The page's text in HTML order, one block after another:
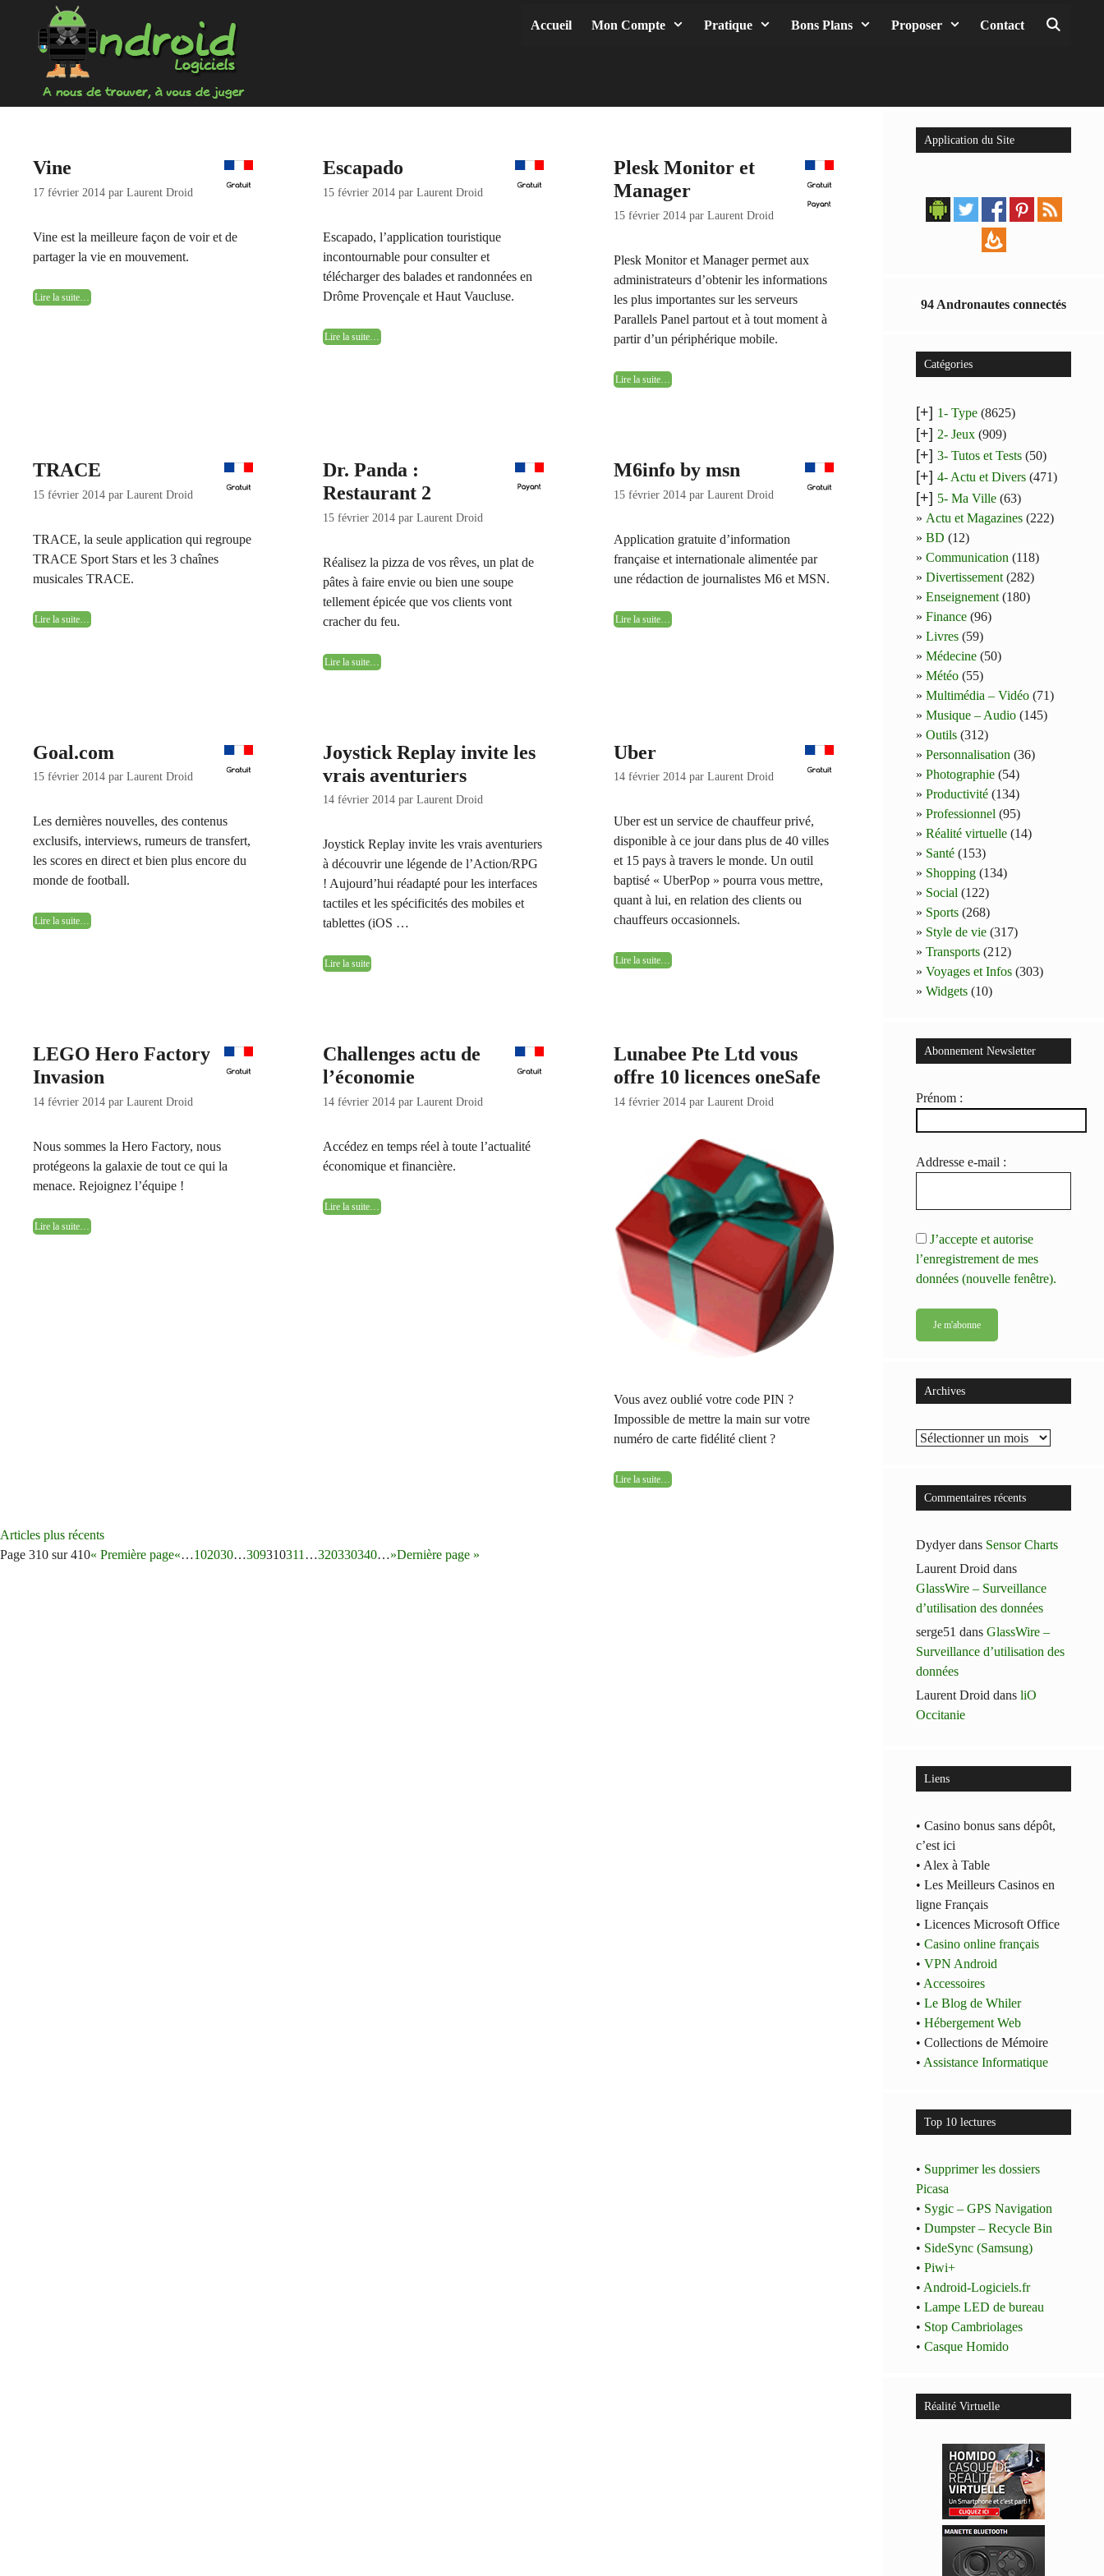
contenu
Accueil Mon Compte Pratique Bons Plans Proposer Contact
Vine
17 février 2014 par Laurent Droid
Vine est la meilleure façon de voir et de
partager la vie en mouvement.
Lire la suite…
Escapado
15 février 2014 parLaurent Droid
Escapado, l’application touristique
incontournable pour consulter et
télécharger des balades et randonnées en
Drôme Provençale et Haut Vaucluse.
Lire la suite…
Plesk Monitor et
Manager
15 février 2014 par Laurent Droid
Plesk Monitor et Manager permet aux
administrateurs d’obtenir les informations
les plus importantes sur les serveurs
Parallels Panel partout et à tout moment à
partir d’un périphérique mobile.
Lire la suite…
TRACE
15 février 2014 par Laurent Droid
TRACE, la seule application qui regroupe
TRACE Sport Stars et les 3 chaînes
musicales TRACE.
Lire la suite…
Dr. Panda :
Restaurant 2
15 février 2014 parLaurent Droid
Réalisez la pizza de vos rêves, un plat de
pâtes à faire envie ou bien une soupe
tellement épicée que vos clients vont
cracher du feu.
Lire la suite…
M6info by msn
15 février 2014 par Laurent Droid
Application gratuite d’information
française et internationale alimentée par
une rédaction de journalistes M6 et MSN.
Lire la suite…
Goal.com
15 février 2014 par Laurent Droid
Les dernières nouvelles, des contenus
exclusifs, interviews, rumeurs de transfert,
les scores en direct et bien plus encore du
monde de football.
Lire la suite…
Joystick Replay invite les
vrais aventuriers
14 février 2014 parLaurent Droid
Joystick Replay invite les vrais aventuriers
à découvrir une légende de l’Action/RPG
! Aujourd’hui réadapté pour les interfaces
tactiles et les spécificités des mobiles et
tablettes (iOS …
Lire la suiteJoystick
Uber
14 février 2014 par Laurent Droid
Uber est un service de chauffeur privé,
disponible à ce jour dans plus de 40 villes
et 15 pays à travers le monde. Un outil
baptisé « UberPop » pourra vous mettre,
quant à lui, en relation des clients ou
chauffeurs occasionnels.
Lire la suite…
LEGO Hero Factory
Invasion
14 février 2014 par Laurent Droid
Nous sommes la Hero Factory, nous
protégeons la galaxie de tout ce qui la
menace. Rejoignez l’équipe !
Lire la suite…
Challenges actu de
l’économie
14 février 2014 parLaurent Droid
Accédez en temps réel à toute l’actualité
économique et financière.
Lire la suite…
Lunabee Pte Ltd vous
offre 10 licences oneSafe
14 février 2014 par Laurent Droid
Vous avez oublié votre code PIN ?
Impossible de mettre la main sur votre
numéro de carte fidélité client ?
Lire la suite…
Navigation
des
Articles plus récents
Page 310 sur 410« Première page«…102030…309310311 …320330340…»Dernière page »
Application du Site
94 Andronautes connectés
Catégories
[+] 1- Type (8625)
[+] 2- Jeux (909)
[+] 3- Tutos et Tests (50)
[+] 4- Actu et Divers (471)
[+] 5- Ma Ville (63)
Actu et Magazines (222)
BD (12)
Communication (118)
Divertissement (282)
Enseignement (180)
Finance (96)
Livres (59)
Médecine (50)
Météo (55)
Multimédia – Vidéo (71)
Musique – Audio (145)
Outils (312)
Personnalisation (36)
Photographie (54)
Productivité (134)
Professionnel (95)
Réalité virtuelle (14)
Santé (153)
Shopping (134)
Social (122)
Sports (268)
Style de vie (317)
Transports (212)
Voyages et Infos (303)
Widgets (10)
Abonnement Newsletter
Prénom :
Addresse e-mail :
J’accepte et autorise
l’enregistrement de mes
données (nouvelle fenêtre).
Archives
Archives
Commentaires récents
Dydyerdans Sensor Charts
Laurent Droid dans
GlassWire – Surveillance
d’utilisation des données
serge51 dansGlassWire –
Surveillance d’utilisation des
données
Laurent Droid dansliO
Occitanie
Liens
• Casino bonus sans dépôt,
c’est ici
• Alex à Table
• Les Meilleurs Casinos en
ligne Français
• Licences Microsoft Office
•Casino online français
•VPN Android
• Accessoires
•Le Blog de Whiler
•Hébergement Web
• Collections de Mémoire
• Assistance Informatique
Top 10 lectures
• Supprimer les dossiers
Picasa
• Sygic – GPS Navigation
•Dumpster – Recycle Bin
• SideSync (Samsung)
•Piwi+
• Android-Logiciels.fr
•Lampe LED de bureau
• Stop Cambriolages
•Casque Homido
Réalité Virtuelle